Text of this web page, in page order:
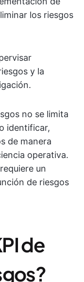
los riesgos
y la
no se limita
identificar,
de manera
operativa.
un
de riesgos
de